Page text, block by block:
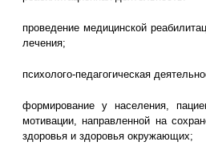
проведение медицинской
лечения;
психолого-педагогическая
формирование у населения,
мотивации, направленной на
здоровья и здоровья окружающих;